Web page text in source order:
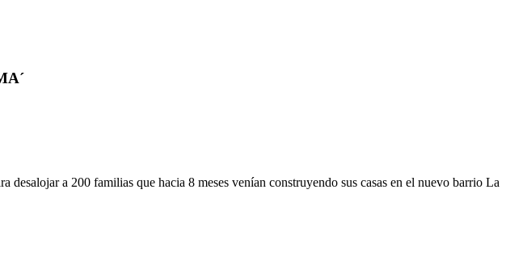
a 200 familias que hacia 8 meses venían construyendo sus casas en el nuevo barrio La